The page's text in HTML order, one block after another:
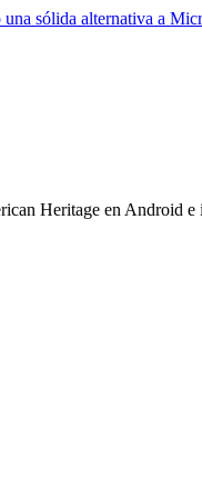
sólida alternativa a
Heritage en Android e